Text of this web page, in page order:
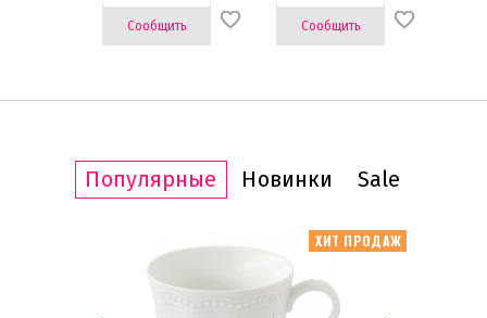
Использование в посудомоечной
машине
Сообщить
Сообщить
Популярные Новинки Sale
ХИТ ПРОДАЖ